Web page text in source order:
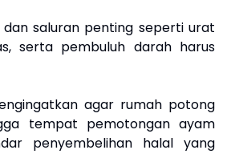
dan saluran penting seperti urat
serta pembuluh darah harus
agar rumah potong
tempat pemotongan ayam
penyembelihan halal yang